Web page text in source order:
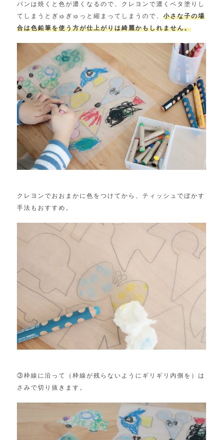
バンは焼くと色が濃くなるので、クレヨンで濃くベタ塗りし
てしまうとぎゅぎゅっと縮まってしまうので、 小さな子の場
合は色鉛筆を使う方が仕上がりは綺麗かもしれません。
クレヨンでおおまかに色をつけてから、ティッシュでぼかす
手法もおすすめ。
③枠線に沿って（枠線が残らないようにギリギリ内側を）は
さみで切り抜きます。